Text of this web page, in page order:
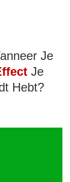
Je
Je
Hebt?